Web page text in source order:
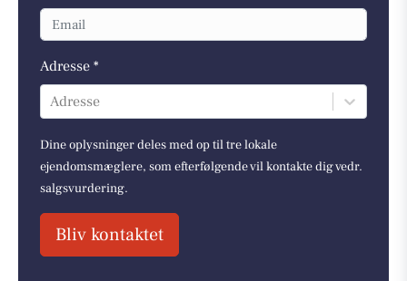
Adresse *
Adresse
Dine oplysninger deles med op til tre lokale
ejendomsmæglere, som efterfølgende vil kontakte dig vedr.
salgsvurdering.
Bliv kontaktet